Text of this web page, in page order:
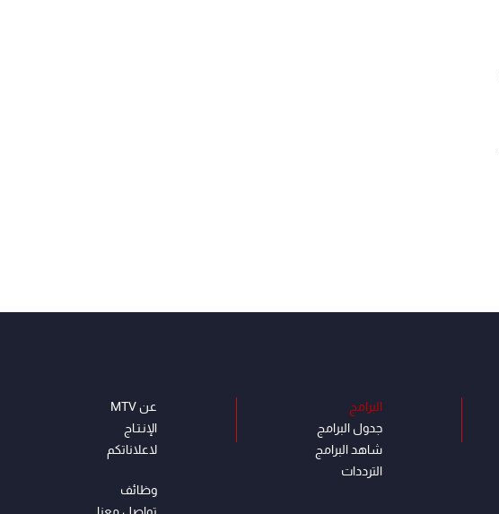
البرامج
جدول البرامج
شاهد البرامج
الترددات
عن MTV
الإنـتـاج
لاعلاناتكم
وظائف